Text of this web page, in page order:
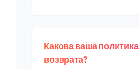
Какова ваша политика
возврата?